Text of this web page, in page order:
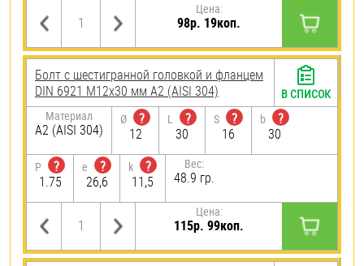
Цена:
98р. 19коп.
Болт с шестигранной головкой и фланцем
DIN 6921 М12х30 мм А2 (AISI 304)
Материал
А2 (AISI 304)
Ø
?
12
L
?
30
S
?
16
b
?
30
P
?
1.75
e
?
26,6
k
?
11,5
Вес:
48.9 гр.
Цена:
115р. 99коп.
В СПИСОК